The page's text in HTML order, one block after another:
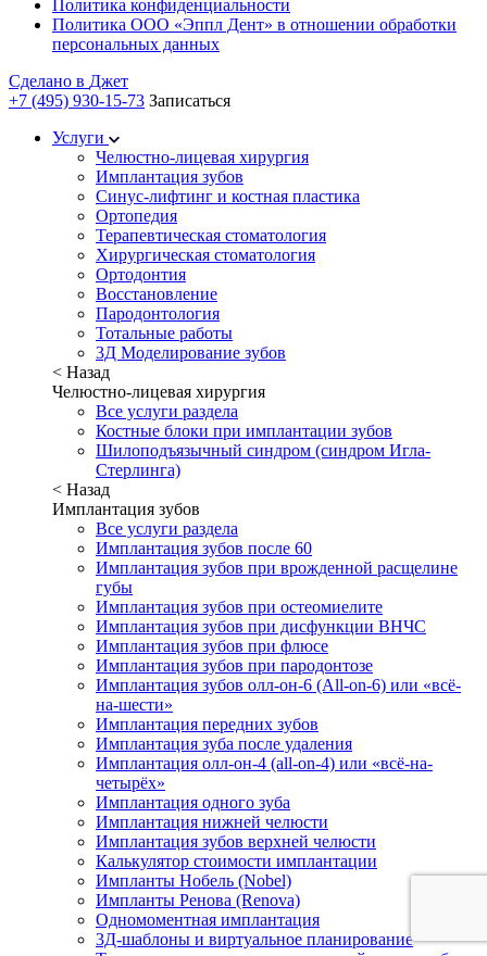
Политика конфиденциальности
Политика ООО «Эппл Дент» в отношении обработки
персональных данных
Сделано в Джет
+7 (495) 930-15-73 Записаться
Услуги
Челюстно-лицевая хирургия
Имплантация зубов
Синус-лифтинг и костная пластика
Ортопедия
Терапевтическая стоматология
Хирургическая стоматология
Ортодонтия
Восстановление
Пародонтология
Тотальные работы
3Д Моделирование зубов
< Назад
Челюстно-лицевая хирургия
Все услуги раздела
Костные блоки при имплантации зубов
Шилоподъязычный синдром (синдром Игла-
Стерлинга)
< Назад
Имплантация зубов
Все услуги раздела
Имплантация зубов после 60
Имплантация зубов при врожденной расщелине
губы
Имплантация зубов при остеомиелите
Имплантация зубов при дисфункции ВНЧС
Имплантация зубов при флюсе
Имплантация зубов при пародонтозе
Имплантация зубов олл-он-6 (All-on-6) или «всё-
на-шести»
Имплантация передних зубов
Имплантация зуба после удаления
Имплантация олл-он-4 (all-on-4) или «всё-на-
четырёх»
Имплантация одного зуба
Имплантация нижней челюсти
Имплантация зубов верхней челюсти
Калькулятор стоимости имплантации
Импланты Нобель (Nobel)
Импланты Ренова (Renova)
Одномоментная имплантация
3Д-шаблоны и виртуальное планирование